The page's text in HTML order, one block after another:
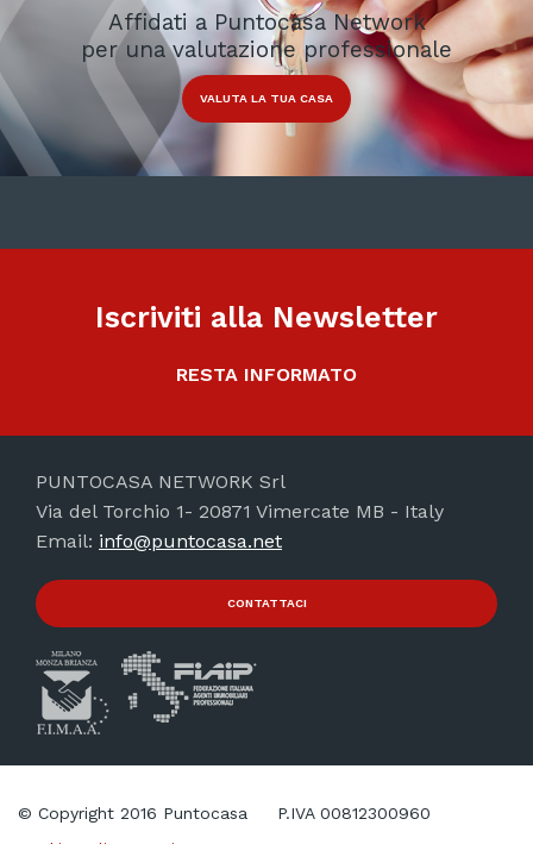
Affidati a Puntocasa Network
per una valutazione professionale
VALUTA LA TUA CASA
Iscriviti alla Newsletter
RESTA INFORMATO
PUNTOCASA NETWORK Srl
Via del Torchio 1- 20871 Vimercate MB - Italy
Email: info@puntocasa.net
CONTATTACI
© Copyright 2016 Puntocasa
P.IVA 00812300960